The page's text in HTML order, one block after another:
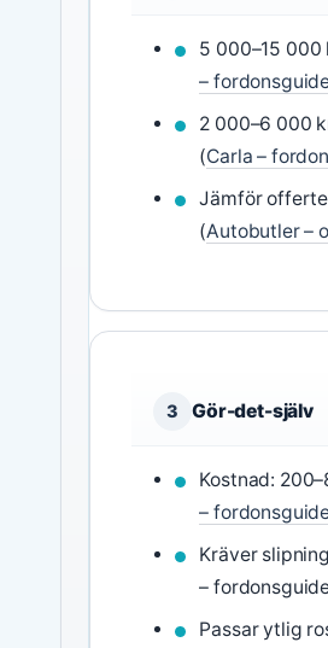
5 000–15 000
–
2 000–6 000
(Carla –
Jämför
(Autobutler –
3 Gör-det-själv
Kostnad:
–
Kräver
–
Passar ytlig